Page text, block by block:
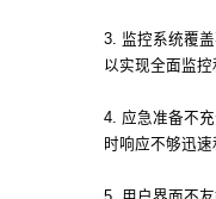
3. 监控系统覆
以实现全面监
4. 应急准备不
时响应不够迅